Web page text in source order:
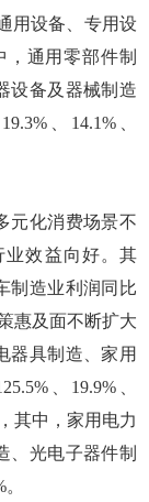
设备、专用设
，通用零部件制
设备及器械制造
、14.1%、
化消费场景不
业效益向好。其
制造业利润同比
惠及面不断扩大
器具制造、家用
、19.9%、
其中，家用电力
、光电子器件制